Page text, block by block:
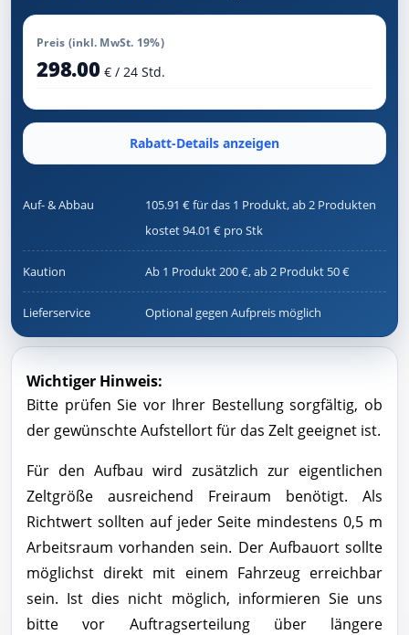
Preis (inkl. MwSt. 19%)
298.00€ / 24 Std.
Rabatt-Details anzeigen
Auf- & Abbau
105.91 € für das 1 Produkt, ab 2 Produkten
kostet 94.01 € pro Stk
Kaution Ab 1 Produkt 200 €, ab 2 Produkt 50 €
Lieferservice Optional gegen Aufpreis möglich
Wichtiger Hinweis:
Bitte prüfen Sie vor Ihrer Bestellung sorgfältig, ob
der gewünschte Aufstellort für das Zelt geeignet ist.
Für den Aufbau wird zusätzlich zur eigentlichen
Zeltgröße ausreichend Freiraum benötigt. Als
Richtwert sollten auf jeder Seite mindestens 0,5 m
Arbeitsraum vorhanden sein. Der Aufbauort sollte
möglichst direkt mit einem Fahrzeug erreichbar
sein. Ist dies nicht möglich, informieren Sie uns
bitte vor Auftragserteilung über längere